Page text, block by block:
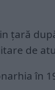
țară
de
în